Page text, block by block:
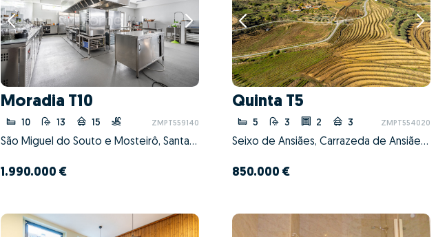
Moradia T10
10 13 15 ZMPT559140
São Miguel do Souto e Mosteirô, Santa Maria da Feira, Aveiro
1.990.000 €
Quinta T5
5 3 2 3 ZMPT554020
Seixo de Ansiães, Carrazeda de Ansiães, Bragança
850.000 €